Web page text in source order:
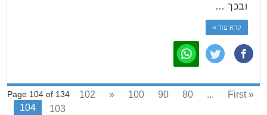
ובכך …
קרא עוד »
Page 104 of 134 « First
...
80
90
100
«
102
103
104